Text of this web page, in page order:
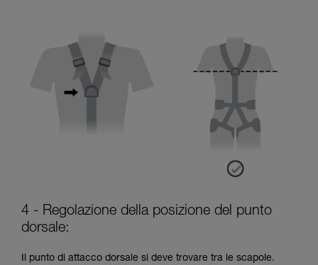
4 - Regolazione della posizione del punto
dorsale:
Il punto di attacco dorsale si deve trovare tra le scapole.